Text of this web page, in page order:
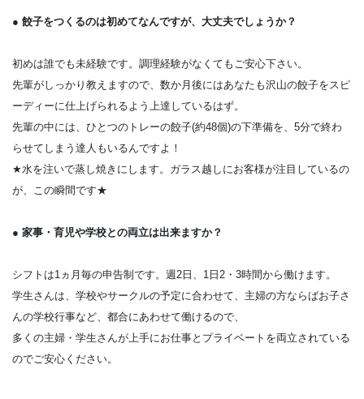
● 餃子をつくるのは初めてなんですが、大丈夫でしょうか？
初めは誰でも未経験です。調理経験がなくてもご安心下さい。
先輩がしっかり教えますので、数か月後にはあなたも沢山の餃子をスピ
ーディーに仕上げられるよう上達しているはず。
先輩の中には、ひとつのトレーの餃子(約48個)の下準備を、5分で終わ
らせてしまう達人もいるんですよ！
★水を注いで蒸し焼きにします。ガラス越しにお客様が注目しているの
が、この瞬間です★
● 家事・育児や学校との両立は出来ますか？
シフトは1ヵ月毎の申告制です。週2日、1日2・3時間から働けます。
学生さんは、学校やサークルの予定に合わせて、主婦の方ならばお子さ
んの学校行事など、都合にあわせて働けるので、
多くの主婦・学生さんが上手にお仕事とプライベートを両立されている
のでご安心ください。